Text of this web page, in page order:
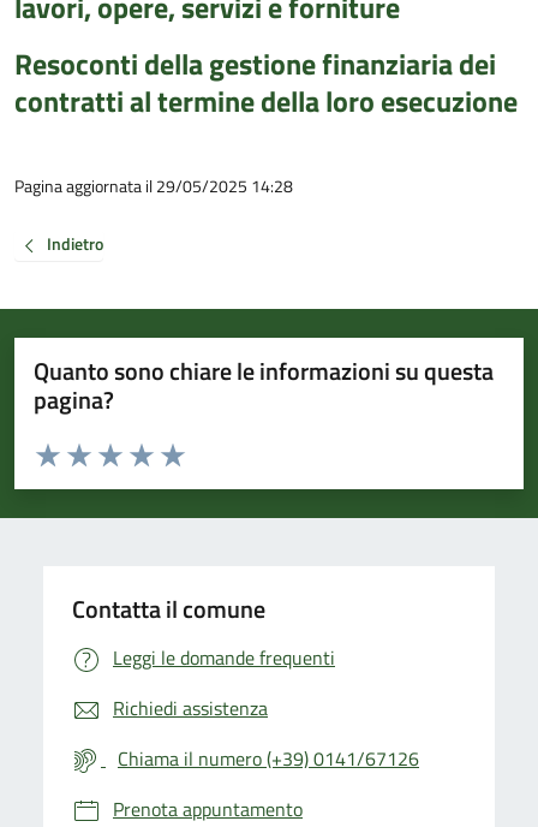
Resoconti della gestione finanziaria dei
contratti al termine della loro esecuzione
Pagina aggiornata il 29/05/2025 14:28
Indietro
Quanto sono chiare le informazioni su questa
pagina?
Valuta da 1 a 5 stelle la pagina
Valuta 5 stelle su 5
Valuta 4 stelle su 5
Valuta 3 stelle su 5
Valuta 2 stelle su 5
Valuta 1 stelle su 5
Contatta il comune
Leggi le domande frequenti
Richiedi assistenza
Chiama il numero (+39) 0141/67126
Prenota appuntamento